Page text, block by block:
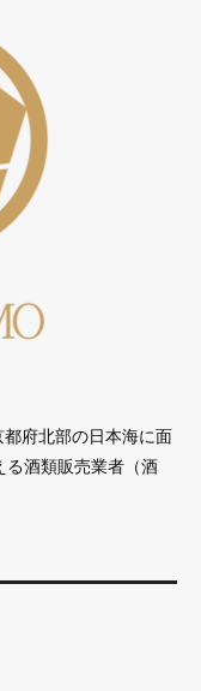
府北部の日本海に面
る酒類販売業者（酒